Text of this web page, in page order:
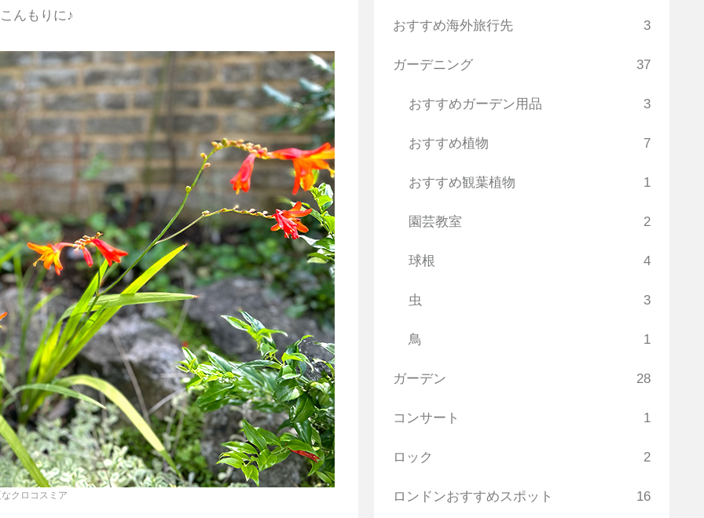
んもりに♪
クロコスミア
おすすめ海外旅行先 3
ガーデニング 37
おすすめガーデン用品 3
おすすめ植物 7
おすすめ観葉植物 1
園芸教室 2
球根 4
虫 3
鳥 1
ガーデン 28
コンサート 1
ロック 2
ロンドンおすすめスポット 16